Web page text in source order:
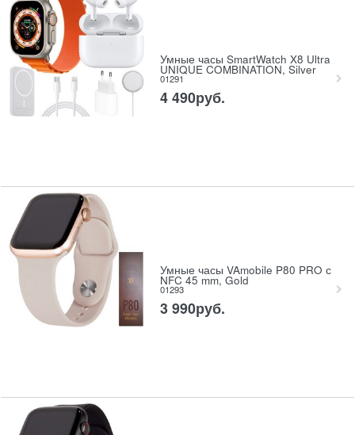
Умные часы SmartWatch X8 Ultra
UNIQUE COMBINATION, Silver
01291
4 490руб.
Умные часы VAmobile P80 PRO с
NFC 45 mm, Gold
01293
3 990руб.